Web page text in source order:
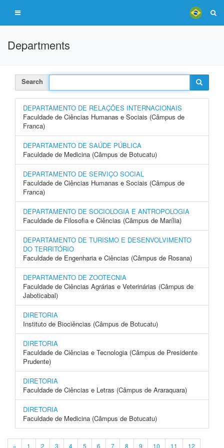
Departments
Search
DEPARTAMENTO DE RELAÇÕES INTERNACIONAIS
Faculdade de Ciências Humanas e Sociais (Câmpus de
Franca)
DEPARTAMENTO DE SAÚDE PÚBLICA
Faculdade de Medicina (Câmpus de Botucatu)
DEPARTAMENTO DE SERVIÇO SOCIAL
Faculdade de Ciências Humanas e Sociais (Câmpus de
Franca)
DEPARTAMENTO DE SOCIOLOGIA E ANTROPOLOGIA
Faculdade de Filosofia e Ciências (Câmpus de Marília)
DEPARTAMENTO DE TURISMO E DESENVOLVIMENTO
DO TERRITÓRIO
Faculdade de Engenharia e Ciências (Câmpus de Rosana)
DEPARTAMENTO DE ZOOTECNIA
Faculdade de Ciências Agrárias e Veterinárias (Câmpus de
Jaboticabal)
DIRETORIA
Instituto de Biociências (Câmpus de Botucatu)
DIRETORIA
Faculdade de Ciências e Tecnologia (Câmpus de Presidente
Prudente)
DIRETORIA
Faculdade de Ciências e Letras (Câmpus de Araraquara)
DIRETORIA
Faculdade de Medicina (Câmpus de Botucatu)
« 1 2 3 4 5 6 7 8 9 10 11 12